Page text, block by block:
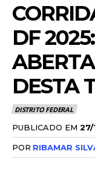
DF
DESTA
DISTRITO FEDERAL
PUBLICADO EM 27/
POR RIBAMAR